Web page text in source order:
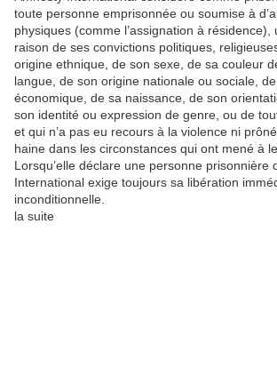
toute personne emprisonnée ou soumise à
physiques (comme l’assignation à résidence),
raison de ses convictions politiques,
origine ethnique, de son sexe, de sa couleur
langue, de son origine nationale ou sociale,
économique, de sa naissance, de son
son identité ou expression de genre, ou de
et qui n’a pas eu recours à la violence ni
haine dans les circonstances qui ont mené à
Lorsqu’elle déclare une personne prisonnière
International exige toujours sa libération
inconditionnelle.
la suite